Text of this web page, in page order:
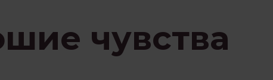
чувства
ЧУВСТВА